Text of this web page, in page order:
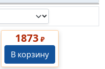
1873₽
В корзину